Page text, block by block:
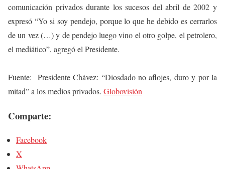
comunicación privados durante los sucesos del abril de 2002 y
expresó “Yo si soy pendejo, porque lo que he debido es cerrarlos
de un vez (…) y de pendejo luego vino el otro golpe, el petrolero,
el mediático”, agregó el Presidente.
Fuente: Presidente Chávez: “Diosdado no aflojes, duro y por la
mitad” a los medios privados. Globovisión
Comparte:
Facebook
X